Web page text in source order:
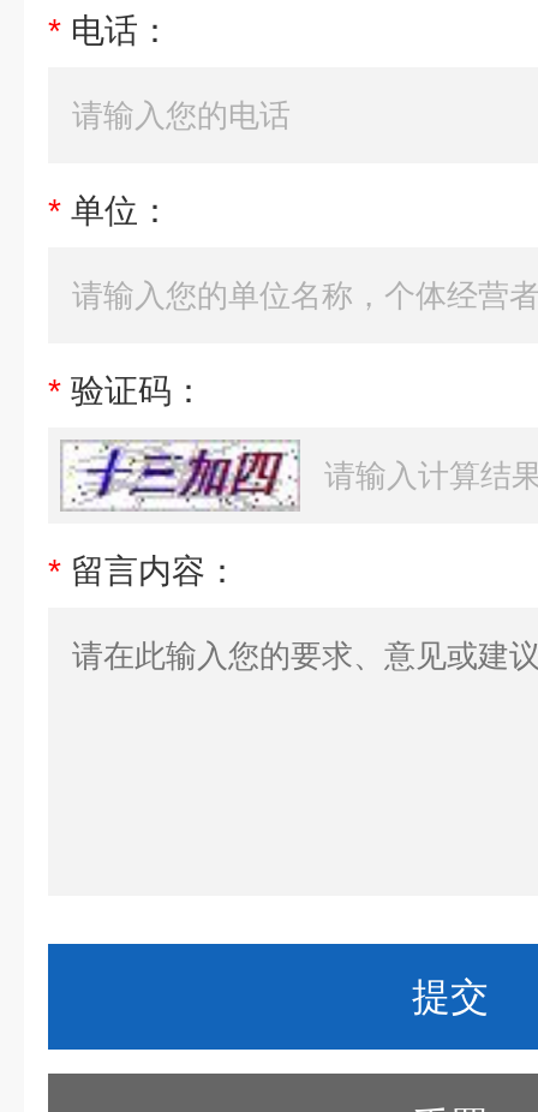
* 电话：
* 单位：
* 验证码：
* 留言内容：